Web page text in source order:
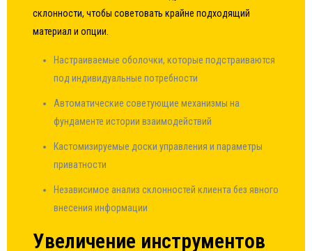
склонности, чтобы советовать крайне подходящий
материал и опции.
Настраиваемые оболочки, которые подстраиваются
под индивидуальные потребности
Автоматические советующие механизмы на
фундаменте истории взаимодействий
Кастомизируемые доски управления и параметры
приватности
Независимое анализ склонностей клиента без явного
внесения информации
Увеличение инструментов